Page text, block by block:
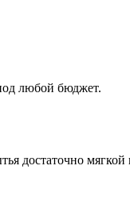
любой бюджет.
достаточно